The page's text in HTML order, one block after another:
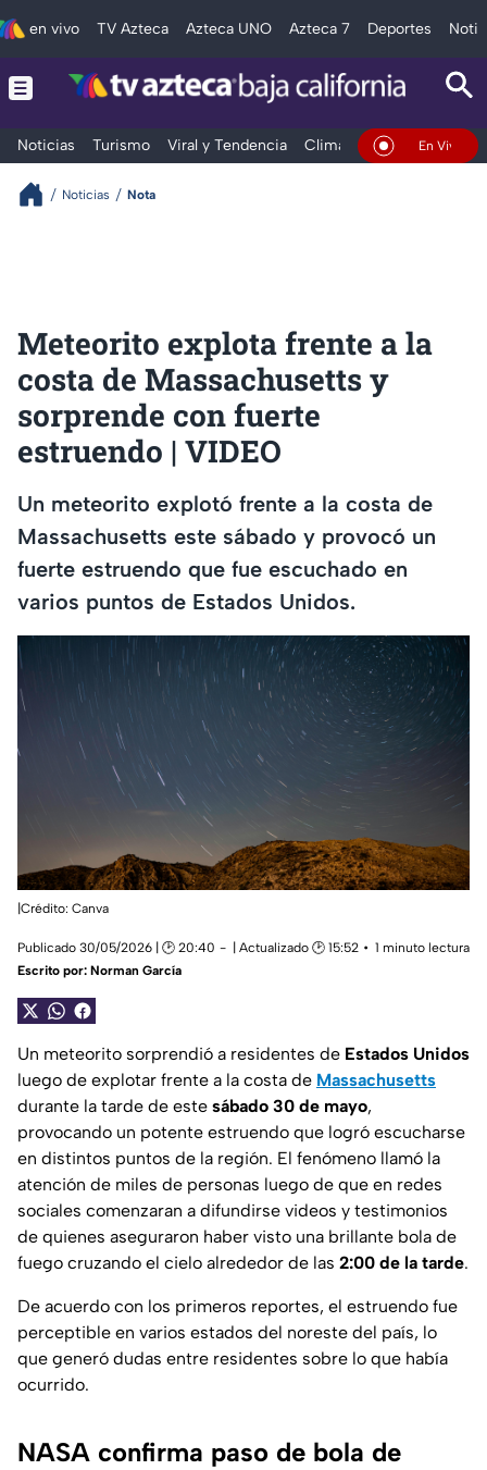
en vivo TV Azteca Azteca UNO Azteca 7 Deportes
Noticias Turismo Viral y Tendencia Clima DeportesEn Vivo
Noticias Nota
Meteorito explota frente a la
costa de Massachusetts y
sorprende con fuerte
estruendo | VIDEO
Un meteorito explotó frente a la costa de
Massachusetts este sábado y provocó un
fuerte estruendo que fue escuchado en
varios puntos de Estados Unidos.
|Crédito: Canva
Publicado 30/05/2026 | 🕑 20:40 | Actualizado 🕑 15:52
1 minuto lectura
Escrito por: Norman García
Un meteorito sorprendió a residentes de Estados Unidos
luego de explotar frente a la costa de Massachusetts
durante la tarde de este sábado 30 de mayo,
provocando un potente estruendo que logró escucharse
en distintos puntos de la región. El fenómeno llamó la
atención de miles de personas luego de que en redes
sociales comenzaran a difundirse videos y testimonios
de quienes aseguraron haber visto una brillante bola de
fuego cruzando el cielo alrededor de las 2:00 de la tarde.
De acuerdo con los primeros reportes, el estruendo fue
perceptible en varios estados del noreste del país, lo
que generó dudas entre residentes sobre lo que había
ocurrido.
NASA confirma paso de bola de